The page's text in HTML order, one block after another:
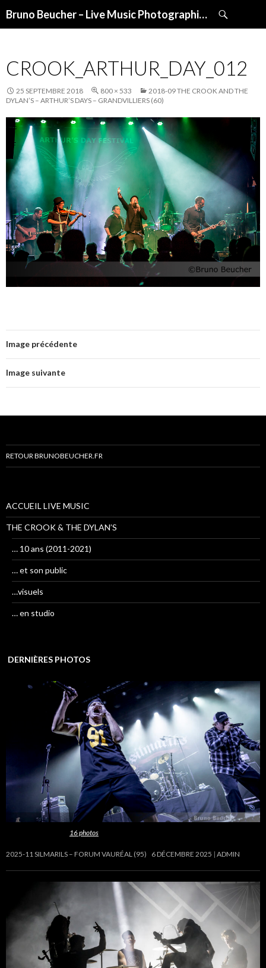
Bruno Beucher – Live Music Photographies
CROOK_ARTHUR_DAY_012
25 SEPTEMBRE 2018 800 × 533
2018-09 THE CROOK AND THE
DYLAN’S – ARTHUR’S DAYS – GRANDVILLIERS (60)
Image précédente
Image suivante
RETOUR BRUNOBEUCHER.FR
ACCUEIL LIVE MUSIC
THE CROOK & THE DYLAN’S
… 10 ans (2011-2021)
… et son public
…visuels
… en studio
DERNIÈRES PHOTOS
16 photos
2025-11 SILMARILS – FORUM VAURÉAL (95) 6 DÉCEMBRE 2025 ADMIN